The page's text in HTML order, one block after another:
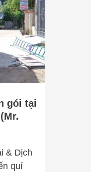
gói tại
& Dịch
quí